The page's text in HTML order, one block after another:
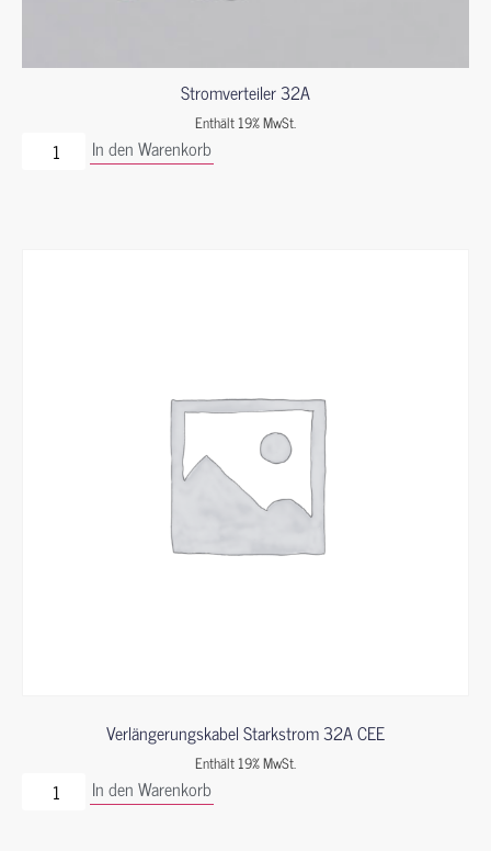
Stromverteiler 32A
Enthält 19% MwSt.
In den Warenkorb
Verlängerungskabel Starkstrom 32A CEE
Enthält 19% MwSt.
In den Warenkorb